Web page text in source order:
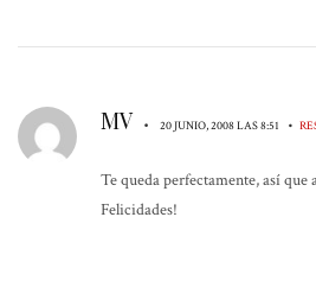
MV • 20 JUNIO, 2008 LAS 8:51 •
Te queda perfectamente, así
Felicidades!